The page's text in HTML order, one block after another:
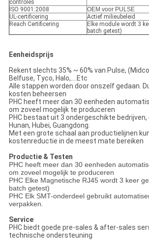
controles
ISO 9001:2008
OEM voor PULSE
UL-certificering
Actief milieubeleid
Reach Certificering
Elke module wordt 3
batch getest)
Eenheidsprijs
Rekent slechts 35% ~ 60% van Pulse,
Belfuse, Tyco, Halo,....Etc
Alle stappen worden door onszelf gedaan.
kosten beheersen
PHC heeft meer dan 30 eenheden
om zoveel mogelijk te produceren
PHC bestaat uit 3 ondergeschikte
Hunan, Hubei, Guangdong.
Met een grote schaal aan productielijnen
kostenreductie in de meest mate bereiken
Productie & Testen
PHC heeft meer dan 30 eenheden
om zoveel mogelijk te produceren
PHC Elke Magnetische RJ45 wordt 3 keer
batch getest)
PHC Elk SMT-onderdeel gebruikt
verpakken.
Service
PHC biedt goede pre-sales & after-sales
technische ondersteuning